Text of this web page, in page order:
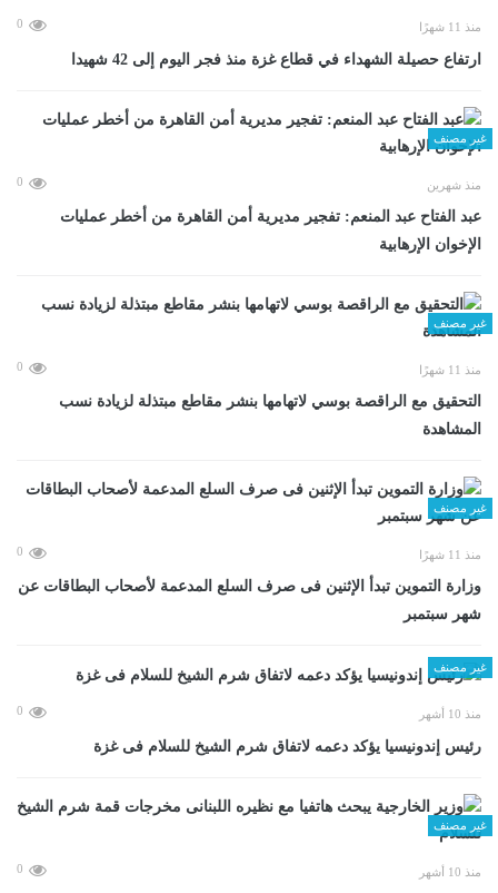
منذ 11 شهرًا 0
ارتفاع حصيلة الشهداء في قطاع غزة منذ فجر اليوم إلى 42 شهيدا
غير مصنف
منذ شهرين 0
عبد الفتاح عبد المنعم: تفجير مديرية أمن القاهرة من أخطر عمليات
الإخوان الإرهابية
غير مصنف
منذ 11 شهرًا 0
التحقيق مع الراقصة بوسي لاتهامها بنشر مقاطع مبتذلة لزيادة نسب
المشاهدة
غير مصنف
منذ 11 شهرًا 0
وزارة التموين تبدأ الإثنين فى صرف السلع المدعمة لأصحاب البطاقات عن
شهر سبتمبر
غير مصنف
منذ 10 أشهر 0
رئيس إندونيسيا يؤكد دعمه لاتفاق شرم الشيخ للسلام فى غزة
غير مصنف
منذ 10 أشهر 0